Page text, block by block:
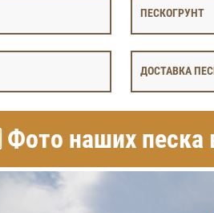
ПЕСКОГРУНТ
ДОСТАВКА
Фото наших песка